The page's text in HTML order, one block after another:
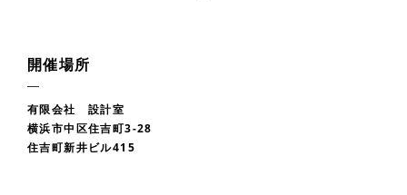
開催場所
有限会社 設計室
横浜市中区住吉町3-28
住吉町新井ビル415